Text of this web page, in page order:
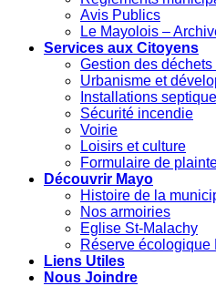
Avis Publics
Le Mayolois –
Services aux Citoyens
Gestion des
Urbanisme et
Installations
Sécurité incendie
Voirie
Loisirs et culture
Formulaire de
Découvrir Mayo
Histoire de la
Nos armoiries
Eglise St-Malachy
Réserve écologique
Liens Utiles
Nous Joindre